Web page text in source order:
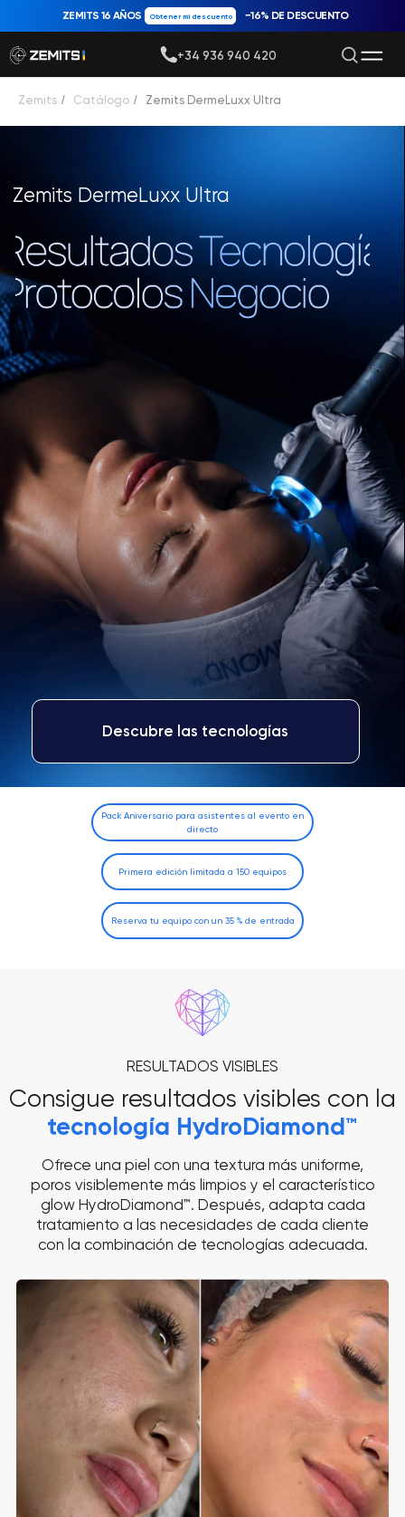
Obtener mi descuento
ZEMITS 16 AÑOS −16% DE DESCUENTO
+34 936 940 420
Zemits / Catálogo / Zemits DermeLuxx Ultra
Descubre las tecnologías
Primera edición limitada a 150 equipos
Reserva tu equipo con un 35 % de entrada
Pack Aniversario para asistentes al evento en
directo
Consigue resultados visibles con la
tecnología HydroDiamond™
RESULTADOS VISIBLES
Ofrece una piel con una textura más uniforme,
glow HydroDiamond™. Después, adapta cada
tratamiento a las necesidades de cada cliente
con la combinación de tecnologías adecuada.
Rezultat po 1 zabiegu
Materiał udostępniony dzięki uprzejmości licencjonowanego
kosmetologa Davida Siado (@davidsiado).
ANTES DESPUÉS
Cada tecnología desempeña una
crear protocolos más eficaces y
personalizados
8 TECNOLOGÍAS EN UN SOLO EQUIPO
REFINA Y LIMPIA